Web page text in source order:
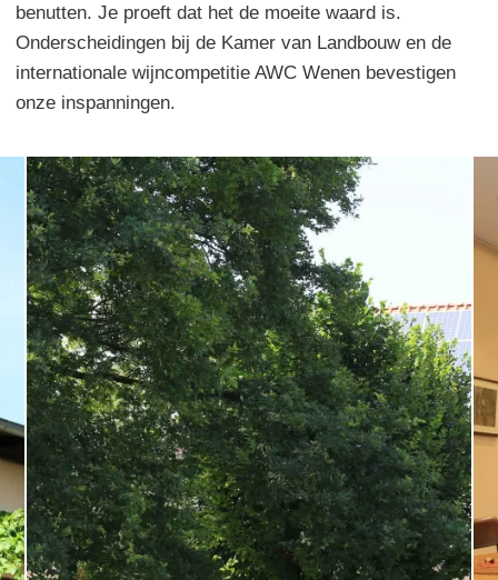
benutten. Je proeft dat het de moeite waard is.
Onderscheidingen bij de Kamer van Landbouw en de
internationale wijncompetitie AWC Wenen bevestigen
onze inspanningen.